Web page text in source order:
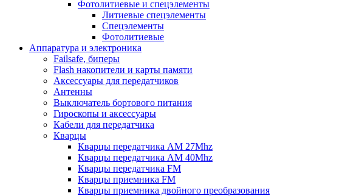
Фотолитиевые и спецэлементы
Литиевые спецэлементы
Спецэлементы
Фотолитиевые
Аппаратура и электроника
Failsafe, биперы
Flash накопители и карты памяти
Аксессуары для передатчиков
Антенны
Выключатель бортового питания
Гироскопы и аксессуары
Кабели для передатчика
Кварцы
Кварцы передатчика AM 27Mhz
Кварцы передатчика AM 40Mhz
Кварцы передатчика FM
Кварцы приемника FM
Кварцы приемника двойного преобразования